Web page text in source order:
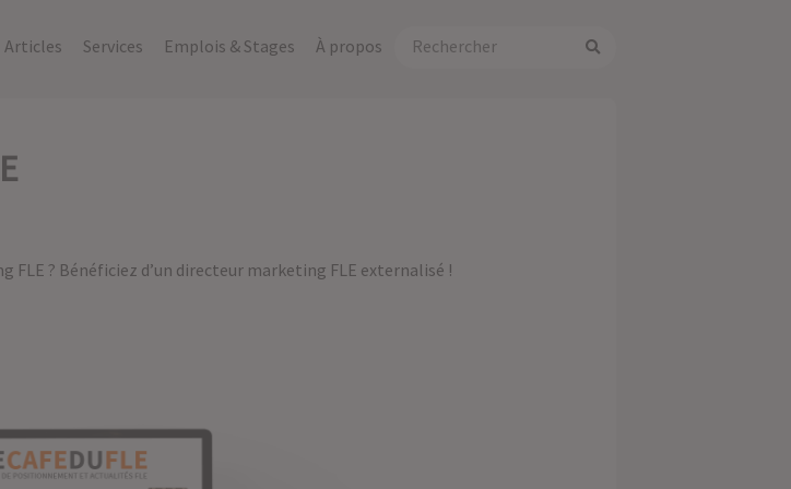
Articles Services Emplois & Stages À propos
FLE ? Bénéficiez d’un directeur marketing FLE externalisé !